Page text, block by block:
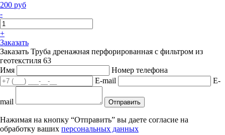
200 руб
-
+
Заказать
Заказать Труба дренажная перфорированная с фильтром из
геотекстиля 63
Имя
Номер телефона
E-mail
E-
mail Отправить
Нажимая на кнопку “Отправить” вы даете согласие на
обработку ваших персональных данных